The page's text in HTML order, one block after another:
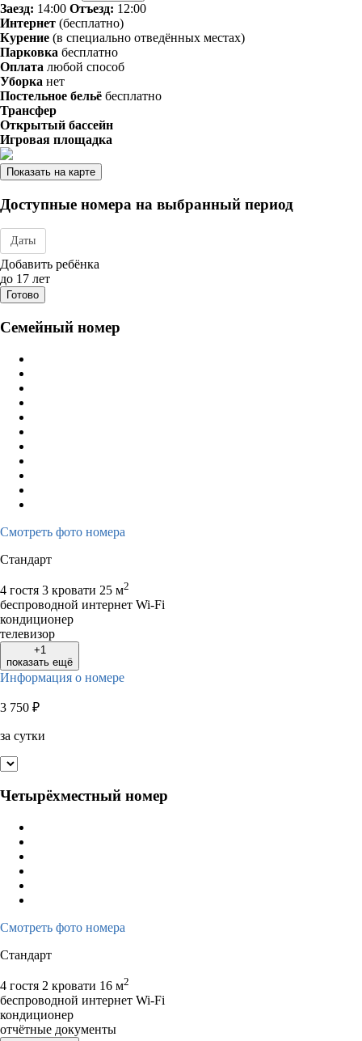
Заезд: 14:00 Отъезд: 12:00
Интернет (бесплатно)
Курение (в специально отведённых местах)
Парковка бесплатно
Оплата любой способ
Уборка нет
Постельное бельё бесплатно
Трансфер
Открытый бассейн
Игровая площадка
Показать на карте
Доступные номера на выбранный период
Даты
Дата заезда - отъезда
Добавить ребёнка
до 17 лет
Готово
Семейный номер
Смотреть фото номера
Стандарт
4 гостя 3 кровати 25 м2
беспроводной интернет Wi-Fi
кондиционер
телевизор
+1
показать ещё
Информация о номере
3 750 ₽
за сутки
Четырёхместный номер
Смотреть фото номера
Стандарт
4 гостя 2 кровати 16 м2
беспроводной интернет Wi-Fi
кондиционер
отчётные документы